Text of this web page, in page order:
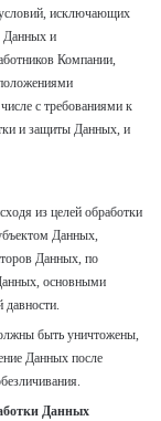
исключающих
Данных и
Компании,
с требованиями к
и защиты Данных, и
из целей обработки
Данных,
Данных, по
основными
давности.
быть уничтожены,
Данных после
Данных